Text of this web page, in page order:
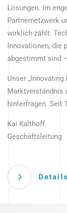
Lösungen. Im
Partnernetzwerk
wirklich zählt:
Innovationen, die
abgestimmt sind
Unser
Marktverständnis
hinterfragen. Seit
Kai Kalthoff
Geschäftsleitung
Details